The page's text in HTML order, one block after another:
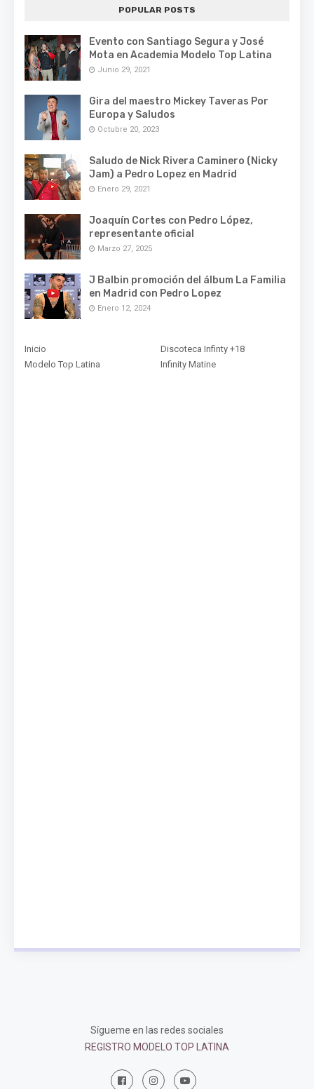
POPULAR POSTS
Evento con Santiago Segura y José
Mota en Academia Modelo Top Latina
Junio 29, 2021
Gira del maestro Mickey Taveras Por
Europa y Saludos
Octubre 20, 2023
Saludo de Nick Rivera Caminero (Nicky
Jam) a Pedro Lopez en Madrid
Enero 29, 2021
Joaquín Cortes con Pedro López,
representante oficial
Marzo 27, 2025
J Balbin promoción del álbum La Familia
en Madrid con Pedro Lopez
Enero 12, 2024
Inicio
Discoteca Infinty +18
Modelo Top Latina
Infinity Matine
Sígueme en las redes sociales
REGISTRO MODELO TOP LATINA